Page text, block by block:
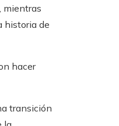
mientras
historia de
hacer
transición